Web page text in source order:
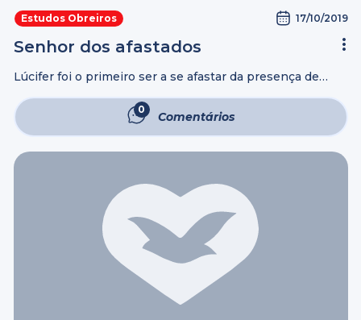
Estudos Obreiros 17/10/2019
Senhor dos afastados
Lúcifer foi o primeiro ser a se afastar da presença de
existia um homem e uma mulher em toda a terra. ...
0 Comentários